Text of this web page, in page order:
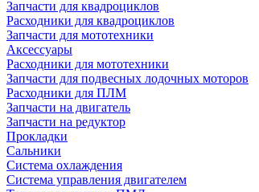
Запчасти для квадроциклов
Расходники для квадроциклов
Запчасти для мототехники
Аксессуары
Расходники для мототехники
Запчасти для подвесных лодочных моторов
Расходники для ПЛМ
Запчасти на двигатель
Запчасти на редуктор
Прокладки
Сальники
Система охлаждения
Система управления двигателем